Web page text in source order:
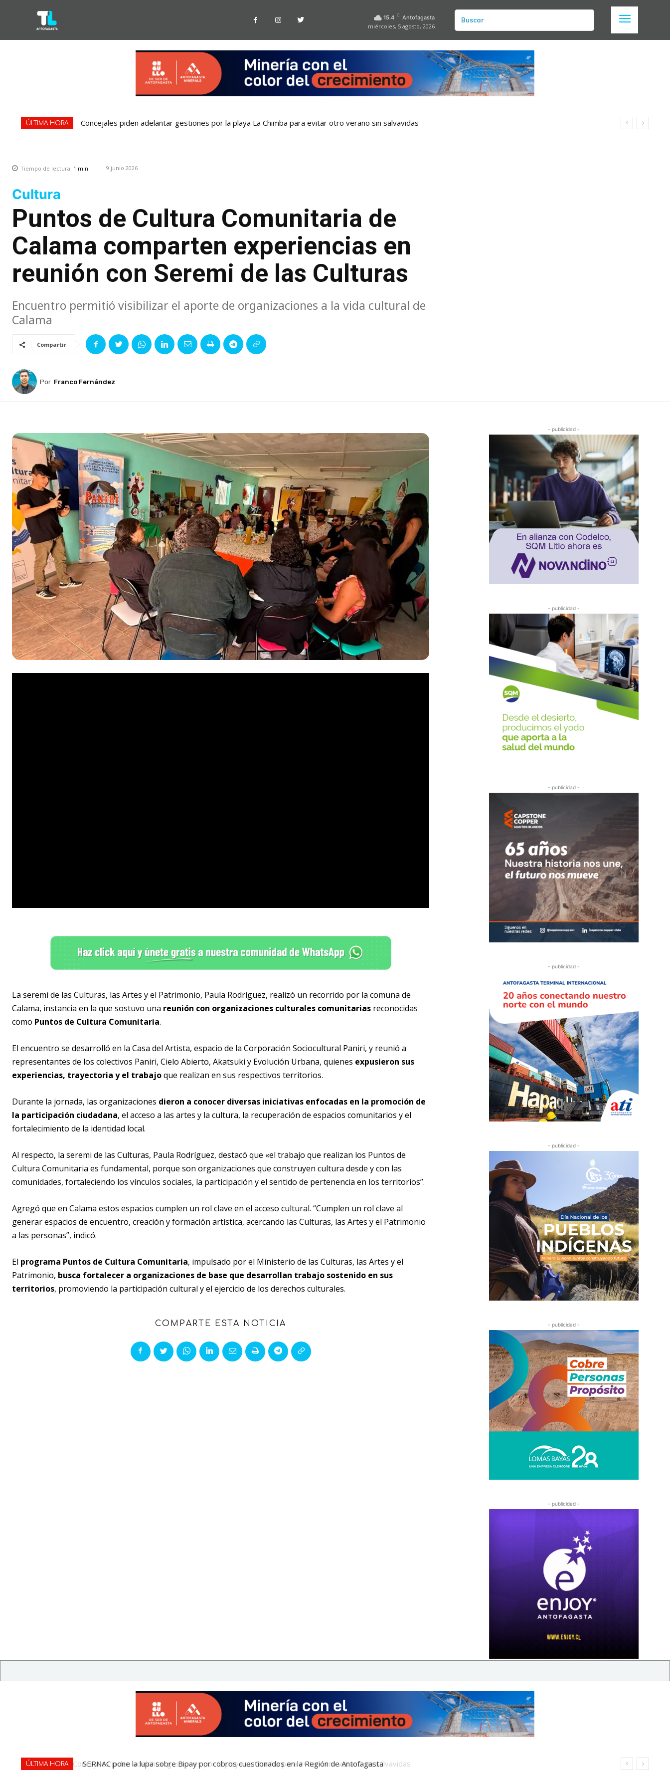
15.4 C Antofagasta
miércoles, 5 agosto, 2026
Buscar
ÚLTIMA HORA Concejales piden adelantar gestiones por la playa La Chimba para evitar otro verano sin salvavidas
Tiempo de lectura: 1 min. 9 junio 2026
Cultura
Puntos de Cultura Comunitaria de
Calama comparten experiencias en
reunión con Seremi de las Culturas
Encuentro permitió visibilizar el aporte de organizaciones a la vida cultural de
Calama
Compartir
Por Franco Fernández
La seremi de las Culturas, las Artes y el Patrimonio, Paula Rodríguez, realizó un recorrido por la comuna de
Calama, instancia en la que sostuvo una reunión con organizaciones culturales comunitarias reconocidas
como Puntos de Cultura Comunitaria.
El encuentro se desarrolló en la Casa del Artista, espacio de la Corporación Sociocultural Paniri, y reunió a
representantes de los colectivos Paniri, Cielo Abierto, Akatsuki y Evolución Urbana, quienes expusieron sus
experiencias, trayectoria y el trabajoque realizan en sus respectivos territorios.
Durante la jornada, las organizaciones dieron a conocer diversas iniciativas enfocadas en la promoción de
la participación ciudadana, el acceso a las artes y la cultura, la recuperación de espacios comunitarios y el
fortalecimiento de la identidad local.
Al respecto, la seremi de las Culturas, Paula Rodríguez, destacó que «el trabajo que realizan los Puntos de
Cultura Comunitaria es fundamental, porque son organizaciones que construyen cultura desde y con las
comunidades, fortaleciendo los vínculos sociales, la participación y el sentido de pertenencia en los territorios”.
Agregó que en Calama estos espacios cumplen un rol clave en el acceso cultural. “Cumplen un rol clave al
generar espacios de encuentro, creación y formación artística, acercando las Culturas, las Artes y el Patrimonio
a las personas”, indicó.
El programa Puntos de Cultura Comunitaria, impulsado por el Ministerio de las Culturas, las Artes y el
Patrimonio, busca fortalecer a organizaciones de base que desarrollan trabajo sostenido en sus
territorios, promoviendo la participación cultural y el ejercicio de los derechos culturales.
COMPARTE ESTA NOTICIA
- publicidad -
- publicidad -
- publicidad -
- publicidad -
- publicidad -
- publicidad -
- publicidad -